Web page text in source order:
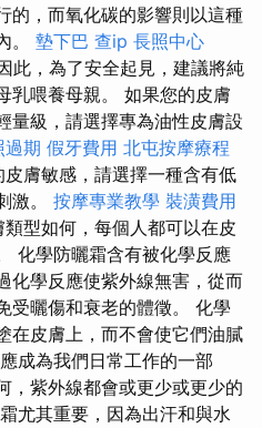
的，而氧化碳的影響則以這種
。 墊下巴 查ip 長照中心
此，為了安全起見，建議將純
乳喂養母親。 如果您的皮膚
量級，請選擇專為油性皮膚設
過期 假牙費用 北屯按摩療程
皮膚敏感，請選擇一種含有低
激。 按摩專業教學 裝潢費用
類型如何，每個人都可以在皮
化學防曬霜含有被化學反應
化學反應使紫外線無害，從而
受曬傷和衰老的體徵。 化學
在皮膚上，而不會使它們油膩
成為我們日常工作的一部
，紫外線都會或更少或更少的
尤其重要，因為出汗和與水